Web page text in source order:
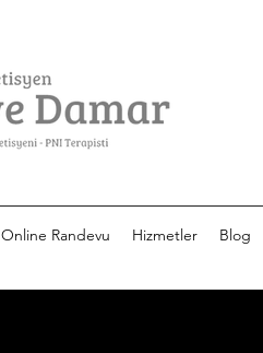
Online Randevu Hizmetler Blog